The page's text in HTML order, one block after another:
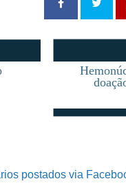
postados via